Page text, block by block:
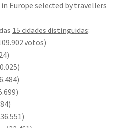
Manuel Justo Gardete
Europe selected by travellers
15 cidades distinguidas:
votos)